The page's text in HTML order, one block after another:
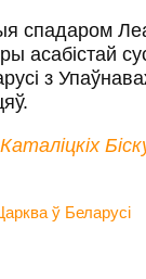
спадаром
асабістай
з
ў Беларусі